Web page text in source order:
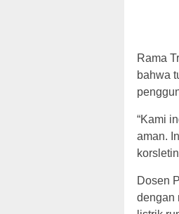
Rama
bahwa
“Kami
aman.
Dosen
dengan